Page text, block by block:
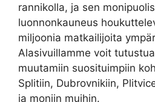
rannikolla, ja sen
luonnonkauneus
miljoonia matkailijoita
Alasivuillamme voit
muutamiin suosituimpiin
Splitiin, Dubrovnikiin,
ja moniin muihin.